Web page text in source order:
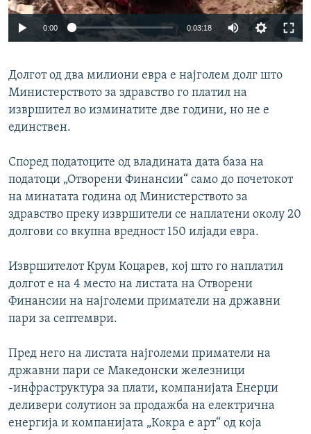
0:00 0:03:18
Долгот од два милиони евра е најголем долг што
Министерството за здравство го платил на
извршител во изминатите две години, но не е
единствен.
Според податоците од владината дата база на
податоци „Отворени Финансии“ само до почетокот
на минатата година од Министерството за
здравство преку извршители се наплатени околу 20
долгови со вкупна вредност 150 илјади евра.
Извршителот Крум Коцарев, кој што го наплатил
долгот е на 4 место на листата на Отворени
Финансии на најголеми приматели на државни
пари за септември.
Пред него на листата најголеми приматели на
државни пари се Македонски железници
-инфраструктура за плати, компанијата Енерџи
деливери солутион за продажба на електрична
енергија и компанијата „Кокра е арт“ од која